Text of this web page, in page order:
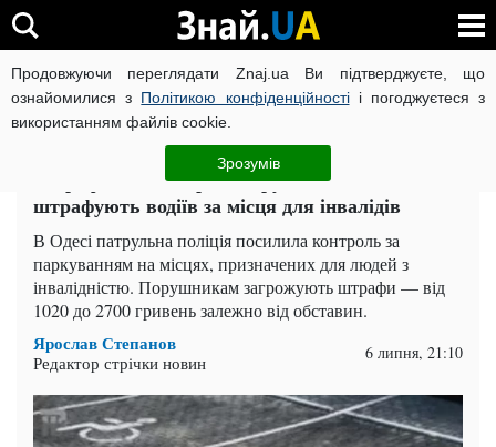
Продовжуючи переглядати Znaj.ua Ви підтверджуєте, що
ознайомилися з Політикою конфіденційностіі погоджуєтеся з
використанням файлів cookie.
Зрозумів
ВІЙНА РОСІЇ ПРОТИ УКРАЇНИ КОРОНАВІРУС В УКРАЇНІ
ЧИТАТЬ НА РУССКОМ
Штрафи до 2700 грн: патрульні Одеси масово
штрафують водіїв за місця для інвалідів
В Одесі патрульна поліція посилила контроль за
паркуванням на місцях, призначених для людей з
інвалідністю. Порушникам загрожують штрафи — від
1020 до 2700 гривень залежно від обставин.
Ярослав Степанов
Редактор стрічки новин 6 липня, 21:10